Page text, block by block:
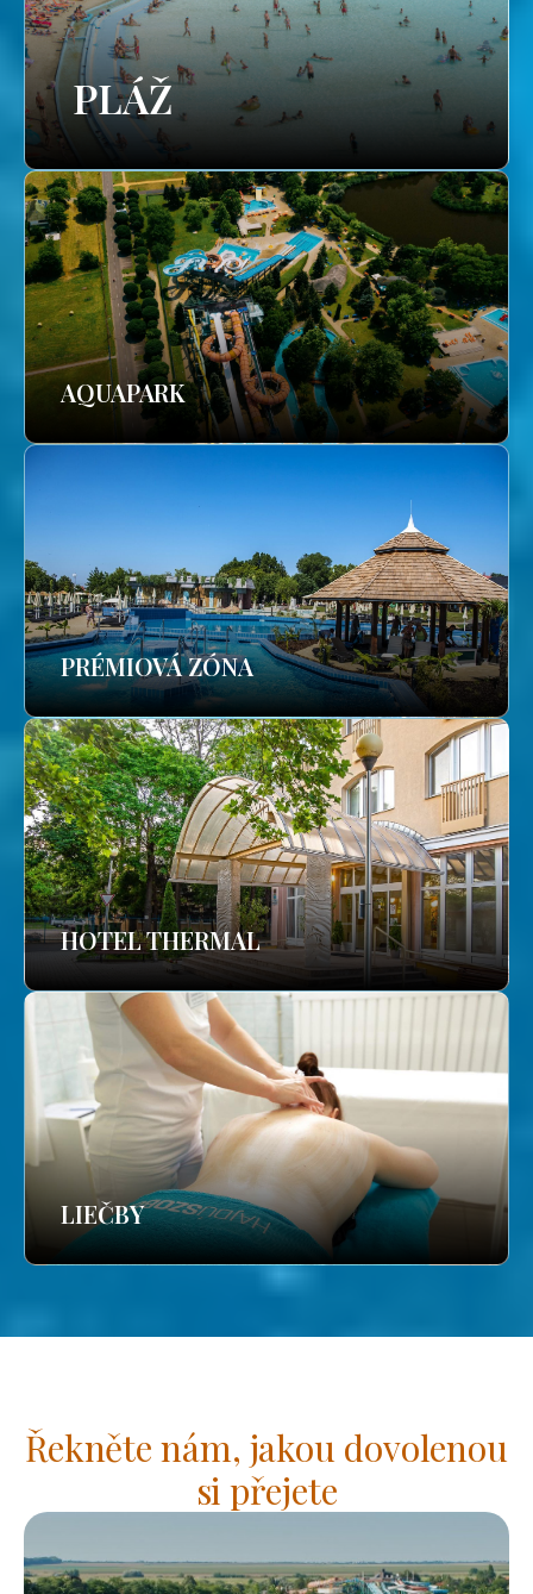
PLÁŽ
AQUAPARK
PRÉMIOVÁ ZÓNA
HOTEL THERMAL
LIEČBY
Řekněte nám, jakou dovolenou
si přejete